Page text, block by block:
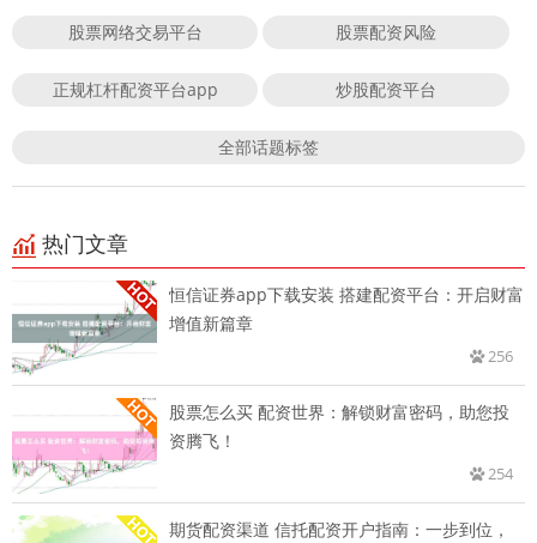
股票网络交易平台 股票配资风险
正规杠杆配资平台app 炒股配资平台
全部话题标签
热门文章
恒信证券app下载安装 搭建配资平台：开启财富
增值新篇章
256
股票怎么买 配资世界：解锁财富密码，助您投
资腾飞！
254
期货配资渠道 信托配资开户指南：一步到位，